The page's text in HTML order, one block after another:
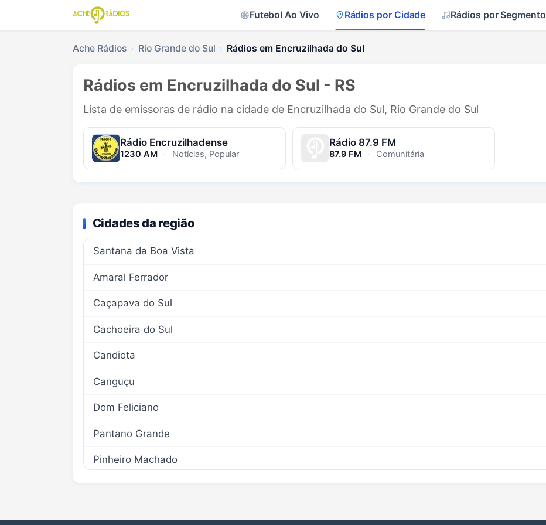
Futebol Ao Vivo Rádios por Cidade Rádios por Segmento
Ache Rádios Rio Grande do Sul Rádios em Encruzilhada do Sul
Rádios em Encruzilhada do Sul - RS
Lista de emissoras de rádio na cidade de Encruzilhada do Sul, Rio Grande do Sul
Rádio Encruzilhadense
1230 AM · Notícias, Popular
Rádio 87.9 FM
87.9 FM · Comunitária
Cidades da região
Santana da Boa Vista
Amaral Ferrador
Caçapava do Sul
Cachoeira do Sul
Candiota
Canguçu
Dom Feliciano
Pantano Grande
Pinheiro Machado